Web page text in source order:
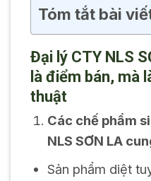
Tóm tắt bài
Đại lý CTY NLS
là điểm bán, mà
thuật
Các chế phẩm
NLS SƠN LA
Sản phẩm diệt